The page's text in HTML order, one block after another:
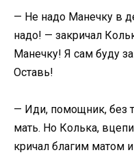
— Не надо Манечку в
надо! — закричал
Манечку! Я сам буду
Оставь!
— Иди, помощник, без
мать. Но Колька,
кричал благим матом